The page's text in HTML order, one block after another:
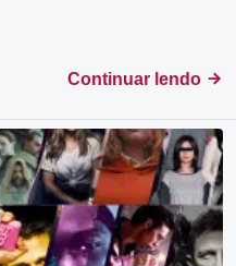
Continuar lendo